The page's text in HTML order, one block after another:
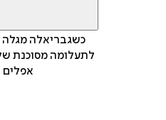
כשגבריאלה
לתעלומה מסוכנת
אפלים